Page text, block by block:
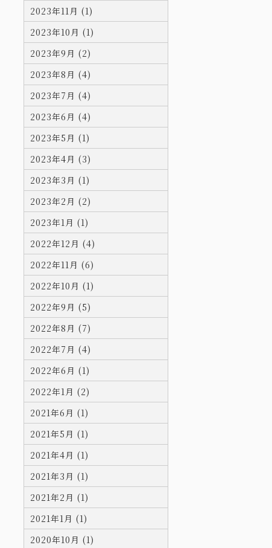
2023年11月 (1)
2023年10月 (1)
2023年9月 (2)
2023年8月 (4)
2023年7月 (4)
2023年6月 (4)
2023年5月 (1)
2023年4月 (3)
2023年3月 (1)
2023年2月 (2)
2023年1月 (1)
2022年12月 (4)
2022年11月 (6)
2022年10月 (1)
2022年9月 (5)
2022年8月 (7)
2022年7月 (4)
2022年6月 (1)
2022年1月 (2)
2021年6月 (1)
2021年5月 (1)
2021年4月 (1)
2021年3月 (1)
2021年2月 (1)
2021年1月 (1)
2020年10月 (1)